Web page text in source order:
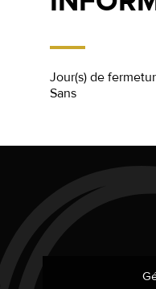
Jour(s) de
Sans